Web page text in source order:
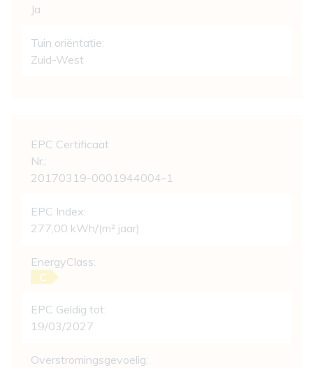
Ja
Tuin oriëntatie:
Zuid-West
EPC Certificaat
Nr.:
20170319-0001944004-1
EPC Index:
277,00 kWh/(m² jaar)
EnergyClass:
C
EPC Geldig tot:
19/03/2027
Overstromingsgevoelig: